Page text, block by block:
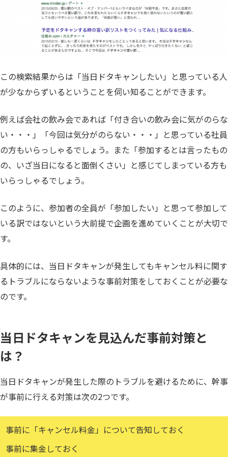
この検索結果からは「当日ドタキャンしたい」と思っている人
が少なからずいるということを伺い知ることができます。
例えば会社の飲み会であれば「付き合いの飲み会に気がのらな
い・・・」「今回は気分がのらない・・・」と思っている社員
の方もいらっしゃるでしょう。また「参加するとは言ったもの
の、いざ当日になると面倒くさい」と感じてしまっている方も
いらっしゃるでしょう。
このように、参加者の全員が「参加したい」と思って参加して
いる訳ではないという大前提で企画を進めていくことが大切で
す。
具体的には、当日ドタキャンが発生してもキャンセル料に関す
るトラブルにならないような事前対策をしておくことが必要な
のです。
当日ドタキャンを見込んだ事前対策と
は？
当日ドタキャンが発生した際のトラブルを避けるために、幹事
が事前に行える対策は次の2つです。
事前に「キャンセル料金」について告知しておく
事前に集金しておく